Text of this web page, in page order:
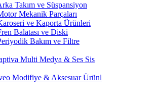
Takım ve Süspansiyon
Mekanik Parçaları
ve Kaporta Ürünleri
Balatası ve Diski
Bakım ve Filtre
Multi Medya & Ses Sis
Modifiye & Aksesuar Ürünl